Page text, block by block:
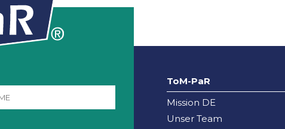
ToM-PaR
Mission DE
Unser Team